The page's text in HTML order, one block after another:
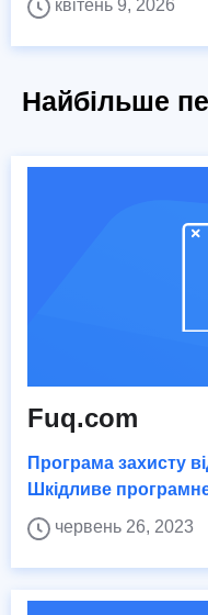
квітень 9, 2026
Найбільше
Fuq.com
Програма захисту
Шкідливе
червень 26, 2023